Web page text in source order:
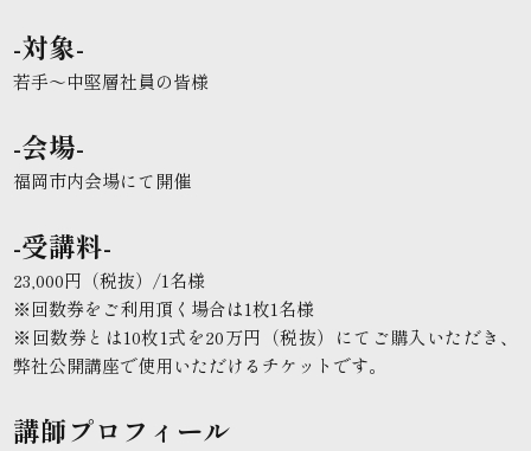
-対象-
若手～中堅層社員の皆様
-会場-
福岡市内会場にて開催
-受講料-
23,000円（税抜）/1名様
※回数券をご利用頂く場合は1枚1名様
※回数券とは10枚1式を20万円（税抜）にてご購入いただき、
弊社公開講座で使用いただけるチケットです。
講師プロフィール